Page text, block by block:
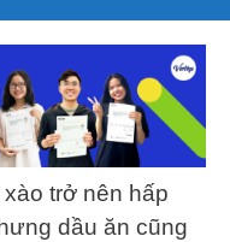
trở nên hấp
dầu ăn cũng